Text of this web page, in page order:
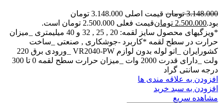
3.148.000 تومان
قیمت اصلی 3.148.000 تومان
بود.2.500.000 تومانقیمت فعلی 2.500.000 تومان است.
*ویزگیهای محصول سایز لقمه: 20 , 25 , 32 و 40 میلیمتری _میزان
حرارت در سطح لقمه *کاربرد -جوشکاری , صنعتی _ساخت
کشورایران _اتو لوله بدون لوازم VR2040-PW _ورودی برق 220
ولت _دارای قدرت 2000 وات _میزان حرارت سطح لقمه 0 تا 300
درجه سانتی گراد
افزودن به علاقه مندی ها
افزودن به سبد خرید
مشاهده سریع